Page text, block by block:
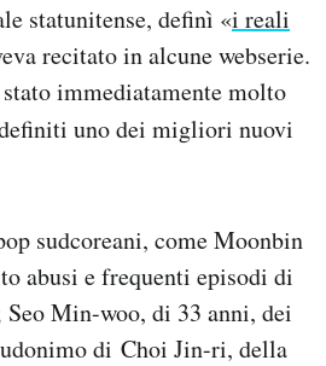
statunitense, definì «i reali
recitato in alcune webserie.
immediatamente molto
uno dei migliori nuovi
sudcoreani, come Moonbin
abusi e frequenti episodi di
Min-woo, di 33 anni, dei
di Choi Jin-ri, della